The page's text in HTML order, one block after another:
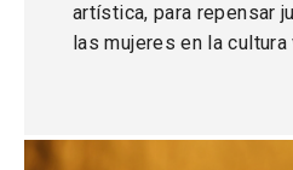
artística, para repensar
las mujeres en la cultura